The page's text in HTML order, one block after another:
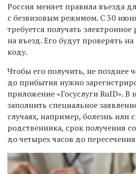
Россия меняет правила въезда
с безвизовым режимом. С 30
требуется получать электронное
на въезд. Его будут проверять
коду.
Чтобы его получить, не позднее
до прибытия нужно
приложение «Госуслуги RuID». В
заполнить специальное
случаях, например, болезнь или
родственника, срок получения
до четырех часов до